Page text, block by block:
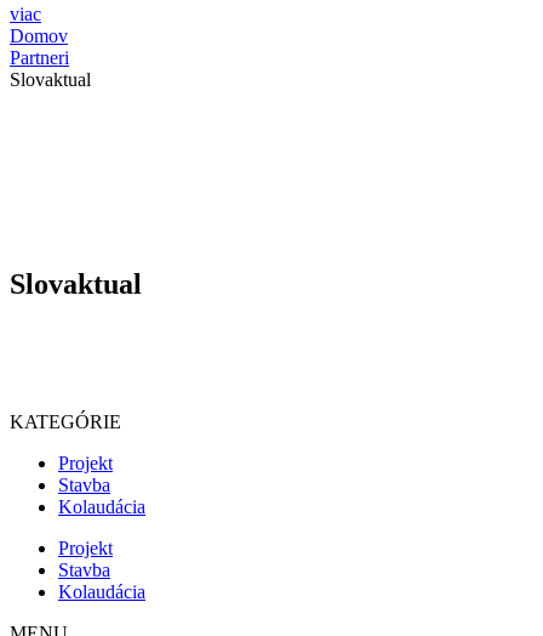
viac
Domov
Partneri
Slovaktual
Slovaktual
KATEGÓRIE
Projekt
Stavba
Kolaudácia
Projekt
Stavba
Kolaudácia